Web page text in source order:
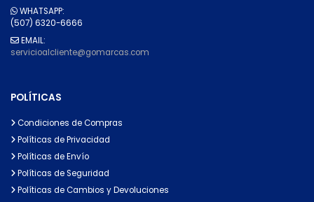
WHATSAPP:
(507) 6320-6666
EMAIL:
servicioalcliente@gomarcas.com
POLÍTICAS
Condiciones de Compras
Políticas de Privacidad
Políticas de Envío
Políticas de Seguridad
Políticas de Cambios y Devoluciones